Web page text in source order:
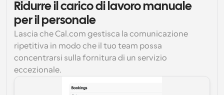
Ridurre il carico di lavoro manuale
per il personale
Lascia che Cal.com gestisca la comunicazione
ripetitiva in modo che il tuo team possa
concentrarsi sulla fornitura di un servizio
eccezionale.